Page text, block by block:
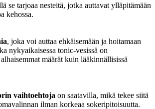
se tarjoaa nesteitä, jotka auttavat ylläpitämään
kehossa.
, joka voi auttaa ehkäisemään ja hoitamaan
nykyaikaisessa tonic-vesissä on
määrät kuin lääkinnällisissä
vaihtoehtoja on saatavilla, mikä tekee siitä
ilman korkeaa sokeripitoisuutta.